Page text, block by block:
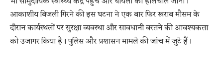
आकाशीय बिजली गिरने की इस घटना ने एक बार फिर खराब मौसम के
दौरान कार्यस्थलों पर सुरक्षा व्यवस्था और सावधानी बरतने की आवश्यकता
को उजागर किया है। पुलिस और प्रशासन मामले की जांच में जुटे हैं।